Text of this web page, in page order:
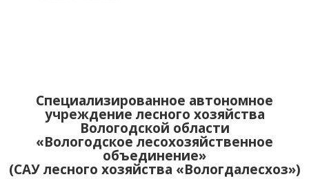
Специализированное автономное
учреждение лесного хозяйства
Вологодской области
«Вологодское лесохозяйственное
объединение»
(САУ лесного хозяйства «Вологдалесхоз»)